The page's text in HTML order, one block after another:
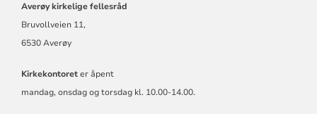
Averøy kirkelige fellesråd
Bruvollveien 11,
6530 Averøy
Kirkekontoreter åpent
mandag, onsdag og torsdag kl. 10.00-14.00.